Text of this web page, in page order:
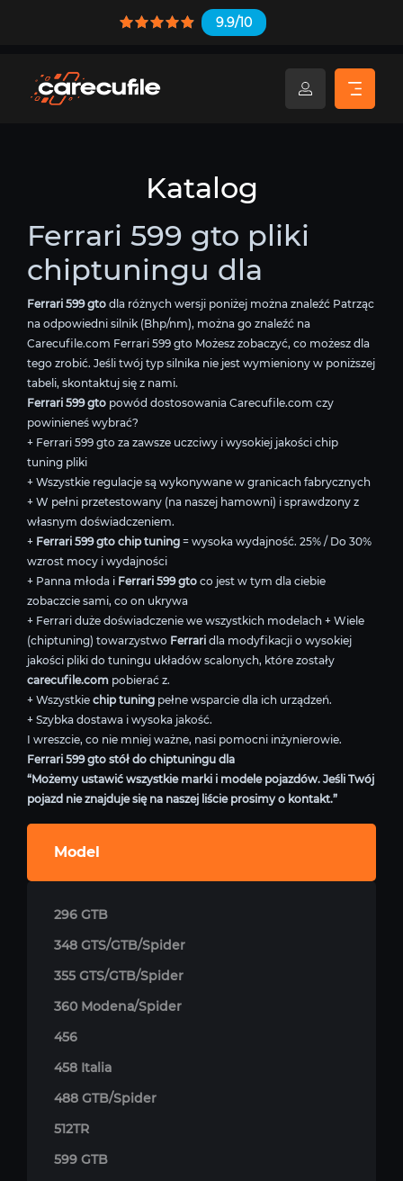
9.9/10
Katalog
Ferrari 599 gto pliki
chiptuningu dla
Ferrari 599 gto dla różnych wersji poniżej można znaleźć Patrząc
na odpowiedni silnik (Bhp/nm), można go znaleźć na
Carecufile.com Ferrari 599 gto Możesz zobaczyć, co możesz dla
tego zrobić. Jeśli twój typ silnika nie jest wymieniony w poniższej
tabeli, skontaktuj się z nami.
Ferrari 599 gto powód dostosowania Carecufile.com czy
powinieneś wybrać?
+ Ferrari 599 gto za zawsze uczciwy i wysokiej jakości chip
tuning pliki
+ Wszystkie regulacje są wykonywane w granicach fabrycznych
+ W pełni przetestowany (na naszej hamowni) i sprawdzony z
własnym doświadczeniem.
+ Ferrari 599 gto chip tuning = wysoka wydajność. 25% / Do 30%
wzrost mocy i wydajności
+ Panna młoda i Ferrari 599 gto co jest w tym dla ciebie
zobaczcie sami, co on ukrywa
+ Ferrari duże doświadczenie we wszystkich modelach + Wiele
(chiptuning) towarzystwo Ferrari dla modyfikacji o wysokiej
jakości pliki do tuningu układów scalonych, które zostały
carecufile.com pobierać z.
+ Wszystkie chip tuning pełne wsparcie dla ich urządzeń.
+ Szybka dostawa i wysoka jakość.
I wreszcie, co nie mniej ważne, nasi pomocni inżynierowie.
Ferrari 599 gto stół do chiptuningu dla
“Możemy ustawić wszystkie marki i modele pojazdów. Jeśli Twój
pojazd nie znajduje się na naszej liście prosimy o kontakt.”
Model
296 GTB
348 GTS/GTB/Spider
355 GTS/GTB/Spider
360 Modena/Spider
456
458 Italia
488 GTB/Spider
512TR
599 GTB